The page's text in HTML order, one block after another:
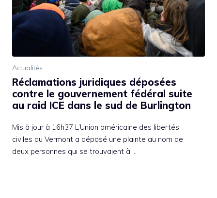
Actualités
Réclamations juridiques déposées
contre le gouvernement fédéral suite
au raid ICE dans le sud de Burlington
Mis à jour à 16h37 L’Union américaine des libertés
civiles du Vermont a déposé une plainte au nom de
deux personnes qui se trouvaient à …